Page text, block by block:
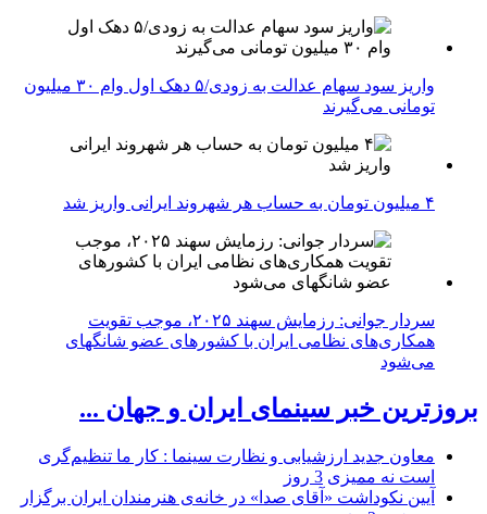
واریز سود سهام عدالت به زودی/۵ دهک اول وام ۳۰ میلیون
تومانی می‌گیرند
۴ میلیون تومان به حساب هر شهروند ایرانی واریز شد
سردار جوانی: رزمایش سهند ۲۰۲۵، موجب تقویت
همکاری‌های نظامی ایران با کشور‌های عضو شانگهای
می‌شود
بروزترین خبر سینمای ایران و جهان ...
معاون جدید ارزشیابی و نظارت سینما : کار ما تنظیم‌گری
است نه ممیزی 3 روز
آیین نکوداشت «آقای صدا» در خانه‌ی هنرمندان ایران برگزار